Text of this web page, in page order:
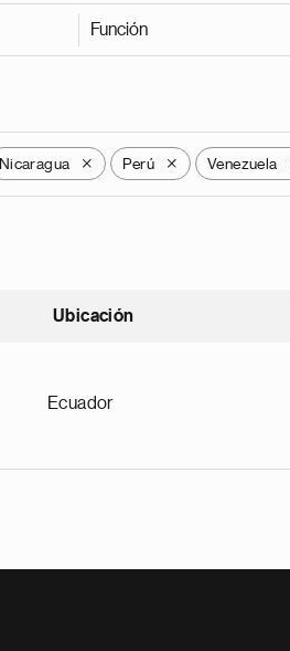
Función
Nicaragua X Perú X Venezuela
Ubicación
Ecuador